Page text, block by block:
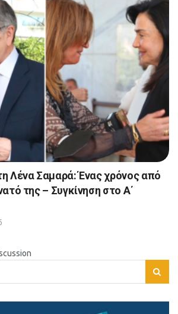
Λένα Σαμαρά: Ένας χρόνος από
της – Συγκίνηση στο Α΄